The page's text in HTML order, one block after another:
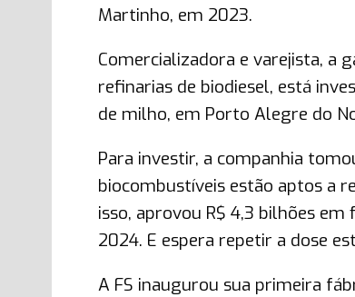
Martinho, em 2023.
Comercializadora e varejista, a
refinarias de biodiesel, está
de milho, em Porto Alegre do
Para investir, a companhia
biocombustíveis estão aptos a
isso, aprovou R$ 4,3 bilhões
2024. E espera repetir a dose
A FS inaugurou sua primeira